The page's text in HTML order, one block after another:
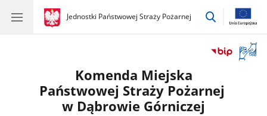
gov.pl
Jednostki Państwowej Straży Pożarnej
gov.pl
Jednostki
przejdź
okno
Komenda Miejska
Państwowej Straży Pożarnej
w Dąbrowie Górniczej